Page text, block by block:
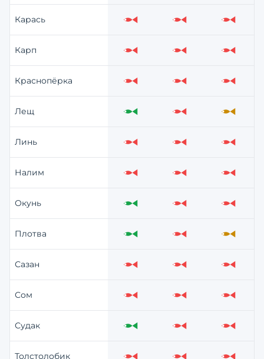
Карась Слабо Слабо Слабо
Карп Слабо Слабо Слабо
Краснопёрка Слабо Слабо Слабо
Лещ Отлично Слабо Средне
Линь Слабо Слабо Слабо
Налим Слабо Слабо Слабо
Окунь Отлично Слабо Слабо
Плотва Отлично Слабо Средне
Сазан Слабо Слабо Слабо
Сом Слабо Слабо Слабо
Судак Отлично Слабо Слабо
Толстолобик